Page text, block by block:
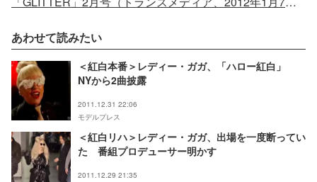
あわせて読みたい
＜紅白本番＞レディー・ガガ、「ハロー紅白」
NYから2曲披露
2011.12.31 22:06
モデルプレス
＜紅白リハ＞レディー・ガガ、出場を一度断ってい
た 番組プロデューサー明かす
2011.12.29 21:35